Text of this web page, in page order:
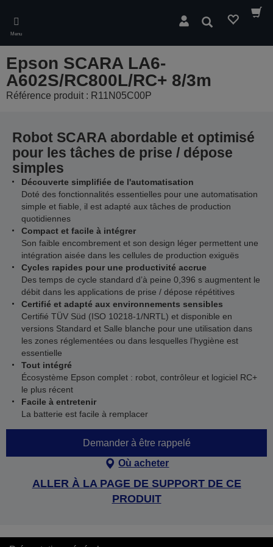
main
content
Menu
Rechercher
Epson SCARA LA6-
A602S/RC800L/RC+ 8/3m
Référence produit : R11N05C00P
Robot SCARA abordable et optimisé
pour les tâches de prise / dépose
simples
Découverte simplifiée de l'automatisation
Doté des fonctionnalités essentielles pour une automatisation
simple et fiable, il est adapté aux tâches de production
quotidiennes
Compact et facile à intégrer
Son faible encombrement et son design léger permettent une
intégration aisée dans les cellules de production exiguës
Cycles rapides pour une productivité accrue
Des temps de cycle standard d’à peine 0,396 s augmentent le
débit dans les applications de prise / dépose répétitives
Certifié et adapté aux environnements sensibles
Certifié TÜV Süd (ISO 10218-1/NRTL) et disponible en
versions Standard et Salle blanche pour une utilisation dans
les zones réglementées ou dans lesquelles l’hygiène est
essentielle
Tout intégré
Écosystème Epson complet : robot, contrôleur et logiciel RC+
le plus récent
Facile à entretenir
La batterie est facile à remplacer
Demander à être rappelé
Où acheter
ALLER À LA PAGE DE SUPPORT DE CE
PRODUIT